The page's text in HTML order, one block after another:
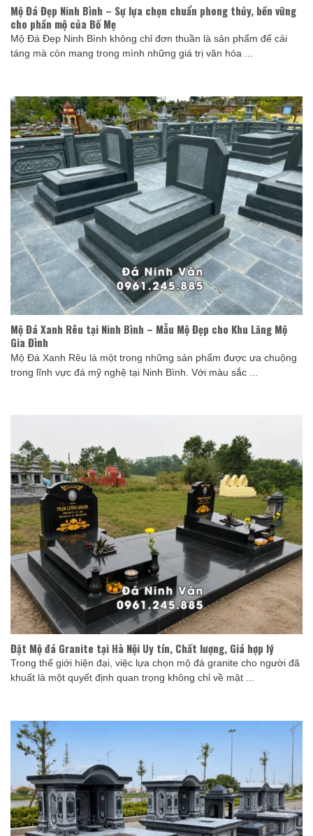
Mộ Đá Đẹp Ninh Bình – Sự lựa chọn chuẩn phong thủy, bền vững
cho phần mộ của Bố Mẹ
Mộ Đá Đẹp Ninh Bình không chỉ đơn thuần là sản phẩm để cải
táng mà còn mang trong mình những giá trị văn hóa ...
Mộ Đá Xanh Rêu tại Ninh Bình – Mẫu Mộ Đẹp cho Khu Lăng Mộ
Gia Đình
Mộ Đá Xanh Rêu là một trong những sản phẩm được ưa chuộng
trong lĩnh vực đá mỹ nghệ tại Ninh Bình. Với màu sắc ...
Đặt Mộ đá Granite tại Hà Nội Uy tín, Chất lượng, Giá hợp lý
Trong thế giới hiện đại, việc lựa chọn mộ đá granite cho người đã
khuất là một quyết định quan trọng không chỉ về mặt ...